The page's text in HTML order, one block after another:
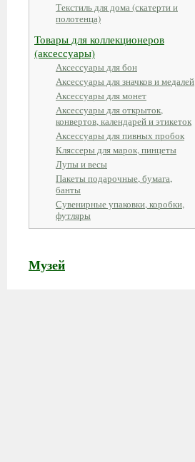
Текстиль для дома (скатерти и
полотенца)
Товары для коллекционеров
(аксессуары)
Аксессуары для бон
Аксессуары для значков и медалей
Аксессуары для монет
Аксессуары для открыток,
конвертов, календарей и этикеток
Аксессуары для пивных пробок
Кляссеры для марок, пинцеты
Лупы и весы
Пакеты подарочные, бумага,
банты
Сувенирные упаковки, коробки,
футляры
Музей